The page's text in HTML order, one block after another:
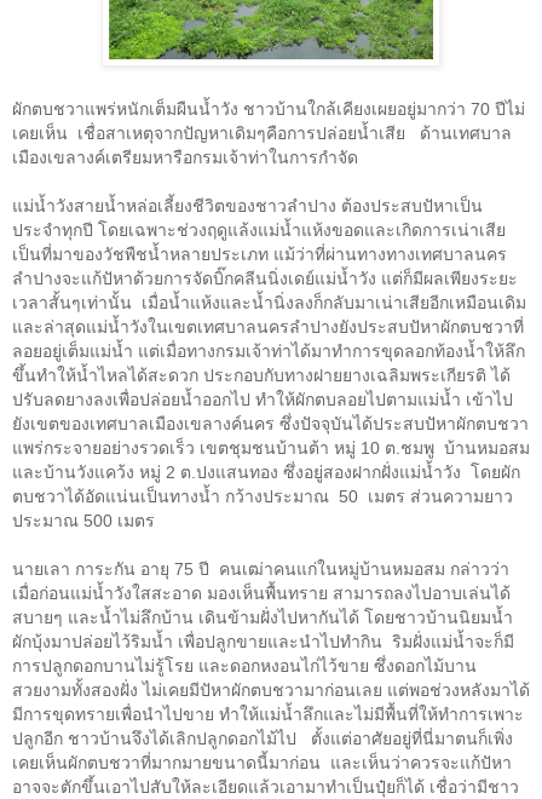
ผักตบชวาแพร่หนักเต็มผืนน้ำวัง ชาวบ้านใกล้เคียงเผยอยู่มากว่า 70 ปีไม่
เคยเห็น เชื่อสาเหตุจากปัญหาเดิมๆคือการปล่อยน้ำเสีย
ด้านเทศบาล
เมืองเขลางค์เตรียมหารือกรมเจ้าท่าในการกำจัด
แม่น้ำวังสายน้ำหล่อเลี้ยงชีวิตของชาวลำปาง ต้องประสบปัหาเป็น
ประจำทุกปี โดยเฉพาะช่วงฤดูแล้งแม่น้ำแห้งขอดและเกิดการเน่าเสีย
เป็นที่มาของวัชพืชน้ำหลายประเภท แม้ว่าที่ผ่านทางทางเทศบาลนคร
ลำปางจะแก้ปัหาด้วยการจัดบิ๊กคลีนนิ่งเดย์แม่น้ำวัง แต่ก็มีผลเพียงระยะ
เวลาสั้นๆเท่านั้น
เมื่อน้ำแห้งและน้ำนิ่งลงก็กลับมาเน่าเสียอีกเหมือนเดิม
และล่าสุดแม่น้ำวังในเขตเทศบาลนครลำปางยังประสบปัหาผักตบชวาที่
ลอยอยู่เต็มแม่น้ำ แต่เมื่อทางกรมเจ้าท่าได้มาทำการขุดลอกท้องน้ำให้ลึก
ขึ้นทำให้น้ำไหลได้สะดวก ประกอบกับทางฝายยางเฉลิมพระเกียรติ ได้
ปรับลดยางลงเพื่อปล่อยน้ำออกไป ทำให้ผักตบลอยไปตามแม่น้ำ เข้าไป
ยังเขตของเทศบาลเมืองเขลางค์นคร ซึ่งปัจจุบันได้ประสบปัหาผักตบชวา
แพร่กระจายอย่างรวดเร็ว เขตชุมชนบ้านต้า หมู่ 10 ต ชมพู บ้านหมอสม
และบ้านวังแคว้ง หมู่ 2 ต ปงแสนทอง ซึ่งอยู่สองฝากฝั่งแม่น้ำวัง โดยผัก
ตบชวาได้อัดแน่นเป็นทางน้ำ กว้างประมาณ 50 เมตร ส่วนความยาว
ประมาณ 500 เมตร
นายเลา การะกัน อายุ 75 ปี
คนเฒ่าคนแก่ในหมู่บ้านหมอสม กล่าวว่า
เมื่อก่อนแม่น้ำวังใสสะอาด มองเห็นพื้นทราย สามารถลงไปอาบเล่นได้
สบายๆ และน้ำไม่ลึกบ้าน เดินข้ามฝั่งไปหากันได้ โดยชาวบ้านนิยมน้ำ
ผักบุ้งมาปล่อยไว้ริมน้ำ เพื่อปลูกขายและนำไปทำกิน ริมฝั่งแม่น้ำจะก็มี
การปลูกดอกบานไม่รู้โรย และดอกหงอนไก่ไว้ขาย ซึ่งดอกไม้บาน
สวยงามทั้งสองฝั่ง ไม่เคยมีปัหาผักตบชวามาก่อนเลย แต่พอช่วงหลังมาได้
มีการขุดทรายเพื่อนำไปขาย ทำให้แม่น้ำลึกและไม่มีพื้นที่ให้ทำการเพาะ
ปลูกอีก ชาวบ้านจึงได้เลิกปลูกดอกไม้ไป
ตั้งแต่อาศัยอยู่ที่นี่มาตนก็เพิ่ง
เคยเห็นผักตบชวาที่มากมายขนาดนี้มาก่อน
และเห็นว่าควรจะแก้ปัหา
อาจจะตักขึ้นเอาไปสับให้ละเอียดแล้วเอามาทำเป็นปุ๋ยก็ได้ เชื่อว่ามีชาว